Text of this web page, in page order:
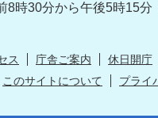
8時30分から午後5時15分
ス 庁舎ご案内 休日開庁
このサイトについて プライ